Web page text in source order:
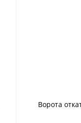
Ворота